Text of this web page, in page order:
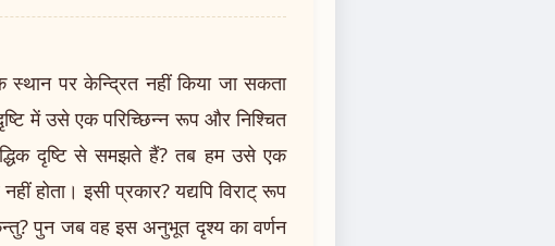
पर केन्द्रित नहीं किया जा सकता
में उसे एक परिच्छिन्न रूप और निश्चित
दृष्टि से समझते हैं? तब हम उसे एक
होता। इसी प्रकार? यद्यपि विराट् रूप
पुन जब वह इस अनुभूत दृश्य का वर्णन